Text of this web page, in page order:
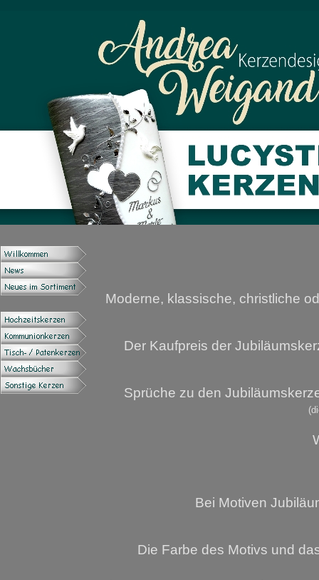
Moderne, klassische, christliche
Der Kaufpreis der
Sprüche zu den
Bei Motiven
Die Farbe des Motivs und